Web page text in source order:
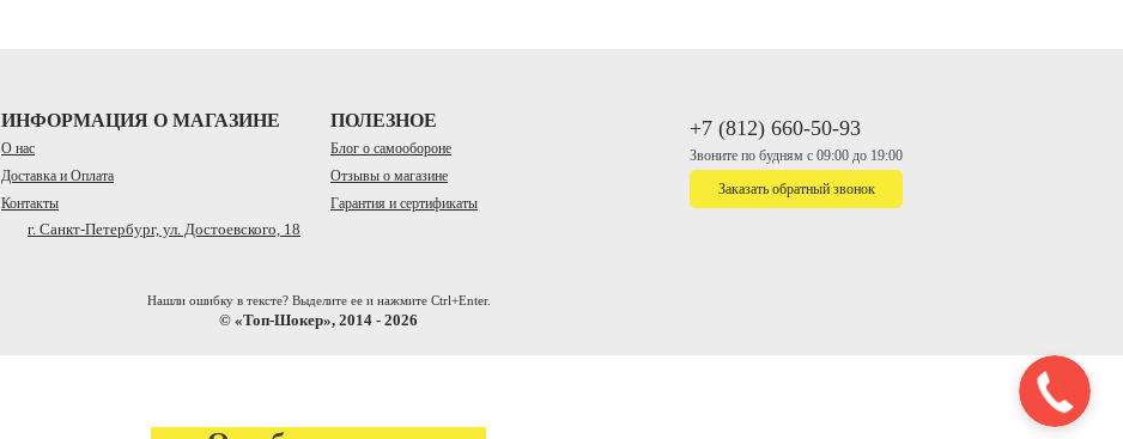
ИНФОРМАЦИЯ О МАГАЗИНЕ
О нас
Доставка и Оплата
Контакты
г. Санкт-Петербург, ул. Достоевского, 18
ПОЛЕЗНОЕ
Блог о самообороне
Отзывы о магазине
Гарантия и сертификаты
+7 (812) 660-50-93
Звоните по будням с 09:00 до 19:00
Заказать обратный звонок
Нашли ошибку в тексте? Выделите ее и нажмите Ctrl+Enter.
© «Топ-Шокер», 2014 - 2026